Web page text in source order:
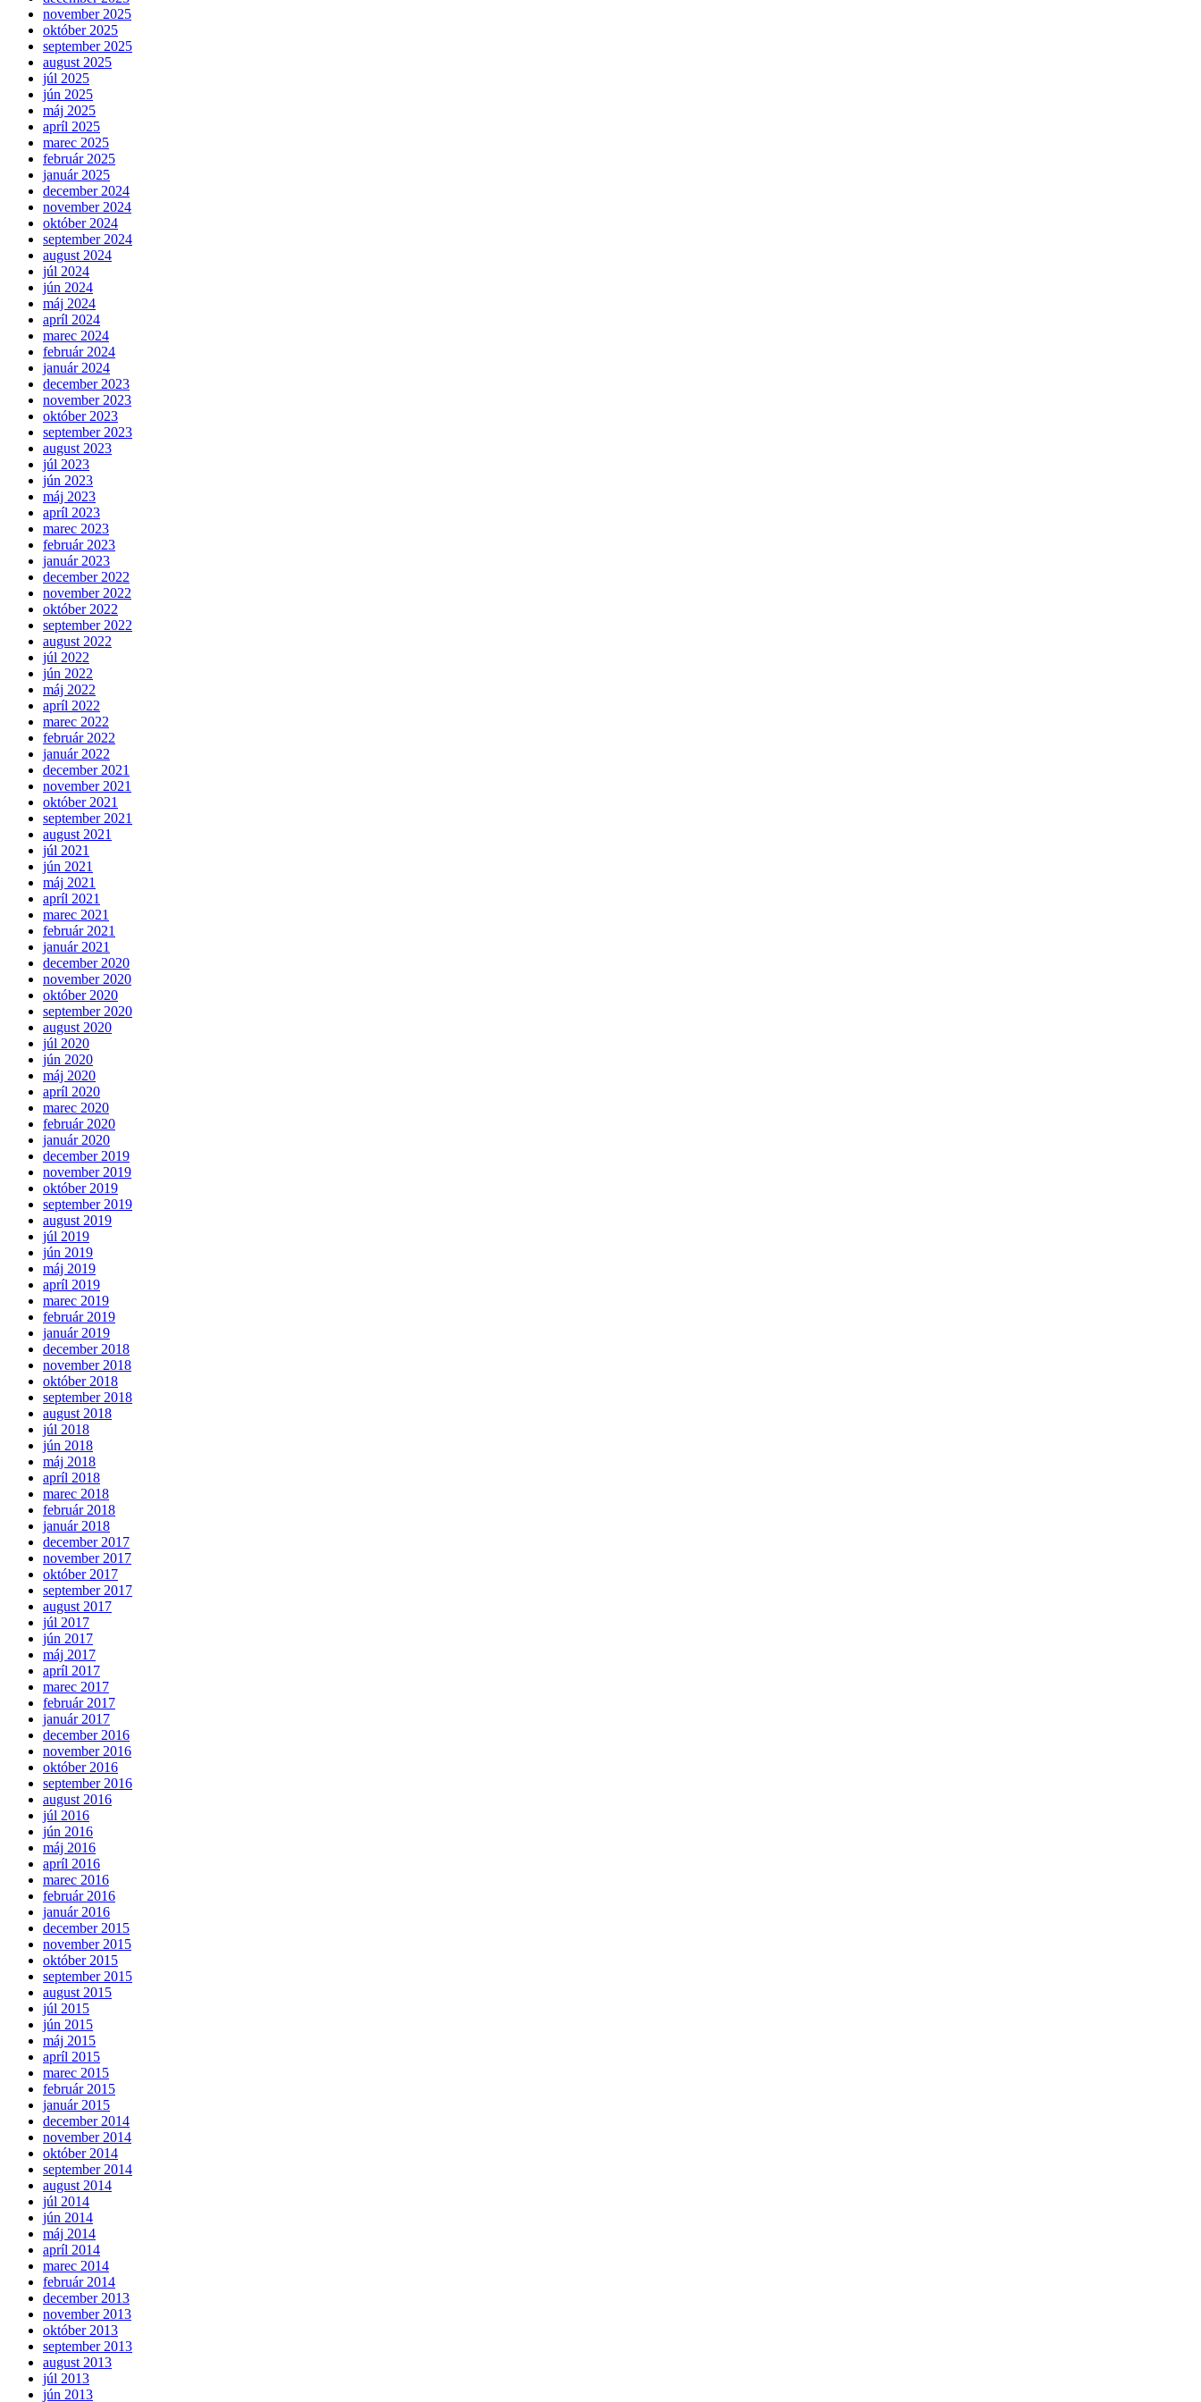
november 2025
október 2025
september 2025
august 2025
júl 2025
jún 2025
máj 2025
apríl 2025
marec 2025
február 2025
január 2025
december 2024
november 2024
október 2024
september 2024
august 2024
júl 2024
jún 2024
máj 2024
apríl 2024
marec 2024
február 2024
január 2024
december 2023
november 2023
október 2023
september 2023
august 2023
júl 2023
jún 2023
máj 2023
apríl 2023
marec 2023
február 2023
január 2023
december 2022
november 2022
október 2022
september 2022
august 2022
júl 2022
jún 2022
máj 2022
apríl 2022
marec 2022
február 2022
január 2022
december 2021
november 2021
október 2021
september 2021
august 2021
júl 2021
jún 2021
máj 2021
apríl 2021
marec 2021
február 2021
január 2021
december 2020
november 2020
október 2020
september 2020
august 2020
júl 2020
jún 2020
máj 2020
apríl 2020
marec 2020
február 2020
január 2020
december 2019
november 2019
október 2019
september 2019
august 2019
júl 2019
jún 2019
máj 2019
apríl 2019
marec 2019
február 2019
január 2019
december 2018
november 2018
október 2018
september 2018
august 2018
júl 2018
jún 2018
máj 2018
apríl 2018
marec 2018
február 2018
január 2018
december 2017
november 2017
október 2017
september 2017
august 2017
júl 2017
jún 2017
máj 2017
apríl 2017
marec 2017
február 2017
január 2017
december 2016
november 2016
október 2016
september 2016
august 2016
júl 2016
jún 2016
máj 2016
apríl 2016
marec 2016
február 2016
január 2016
december 2015
november 2015
október 2015
september 2015
august 2015
júl 2015
jún 2015
máj 2015
apríl 2015
marec 2015
február 2015
január 2015
december 2014
november 2014
október 2014
september 2014
august 2014
júl 2014
jún 2014
máj 2014
apríl 2014
marec 2014
február 2014
december 2013
november 2013
október 2013
september 2013
august 2013
júl 2013
jún 2013